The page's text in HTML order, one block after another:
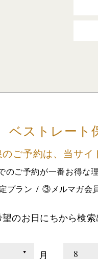
ベストレート
ご予約は、 当サイ
のご予約が一番お得な
プラン ③メルマガ会
望のお日にちから検索
月